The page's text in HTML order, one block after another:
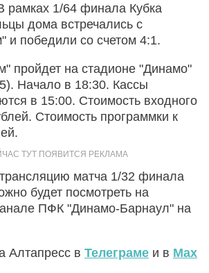
рамках 1/64 финала Кубка
дома встречались с
и победили со счетом 4:1.
пройдет на стадионе "Динамо"
Начало в 18:30. Кассы
в 15:00. Стоимость входного
Стоимость программки к
матча 1/32 финала
будет посмотреть на
ПФК "Динамо-Барнаул" на
Алтапресс в Телеграме и в Max